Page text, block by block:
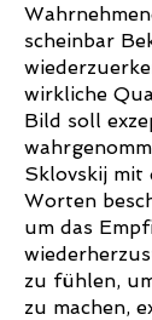
scheinbar
wirkliche
Bild soll
Sklovskij mit
Worten
um das
zu fühlen,
zu machen,